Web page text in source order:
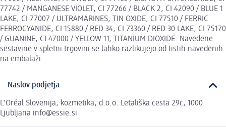
77742 / MANGANESE VIOLET, CI 77266 / BLACK 2, CI 42090 / BLUE 1
LAKE, CI 77007 / ULTRAMARINES, TIN OXIDE, CI 77510 / FERRIC
FERROCYANIDE, CI 15880 / RED 34, CI 73360 / RED 30 LAKE, CI 75170
/ GUANINE, CI 47000 / YELLOW 11, TITANIUM DIOXIDE. Navedene
sestavine v spletni trgovini se lahko razlikujejo od tistih navedenih
na embalaži.
Naslov podjetja
L'Oréal Slovenija, kozmetika, d.o.o. Letališka cesta 29c, 1000
Ljubljana info@essie.si